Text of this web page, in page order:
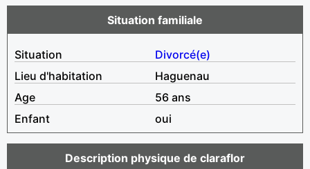
Situation familiale
Situation
Divorcé(e)
Lieu d'habitation
Haguenau
Age
56 ans
Enfant
oui
Description physique de claraflor